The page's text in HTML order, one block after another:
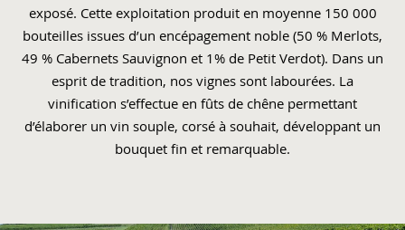
exposé. Cette exploitation produit en moyenne 150 000
bouteilles issues d’un encépagement noble (50 % Merlots,
49 % Cabernets Sauvignon et 1% de Petit Verdot). Dans un
esprit de tradition, nos vignes sont labourées. La
vinification s’effectue en fûts de chêne permettant
d’élaborer un vin souple, corsé à souhait, développant un
bouquet fin et remarquable.